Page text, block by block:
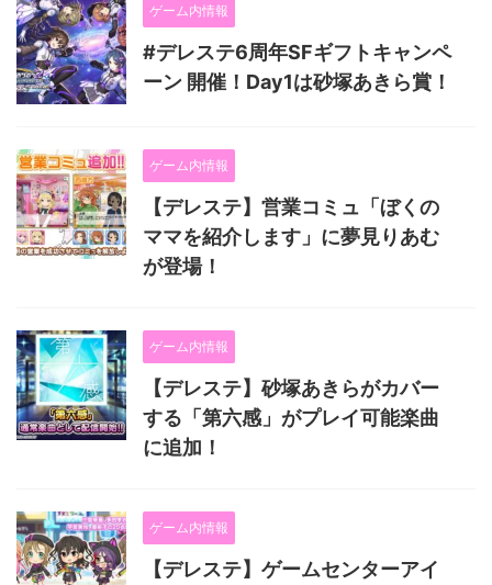
ゲーム内情報
#デレステ6周年SFギフトキャンペ
ーン 開催！Day1は砂塚あきら賞！
ゲーム内情報
【デレステ】営業コミュ「ぼくの
ママを紹介します」に夢見りあむ
が登場！
ゲーム内情報
【デレステ】砂塚あきらがカバー
する「第六感」がプレイ可能楽曲
に追加！
ゲーム内情報
【デレステ】ゲームセンターアイ